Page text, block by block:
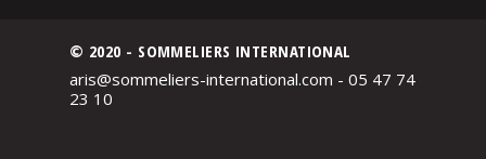
© 2020 - SOMMELIERS INTERNATIONAL
aris@sommeliers-international.com - 05 47 74
23 10